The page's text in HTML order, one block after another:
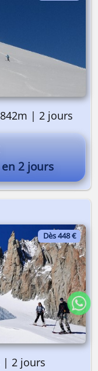
| 2 jours
en 2 jours
Dès 448 €
| 2 jours